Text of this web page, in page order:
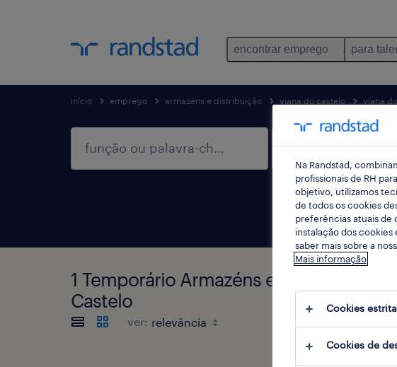
encontrar emprego para
início emprego armazéns e distribuição viana do castelo viana
1 Temporário Armazéns e distribuição
Castelo
ver:
Na Randstad,
profissionais de RH
objetivo, utilizamos
de todos os cookies
preferências atuais de
instalação dos
saber mais sobre a
Mais informação
Cookies
Cookies de